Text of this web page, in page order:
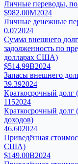
Личные переводы,
$982.00M2024
Личные денежные
0.072024
Сумма внешнего
задолженность по
долларах США)
$514.99B2024
Запасы внешнего
39.392024
Краткосрочный долг
1152024
Краткосрочный долг
доходов)
46.602024
Приведённая
США)
$149.00B2024